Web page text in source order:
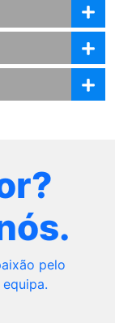
pelo